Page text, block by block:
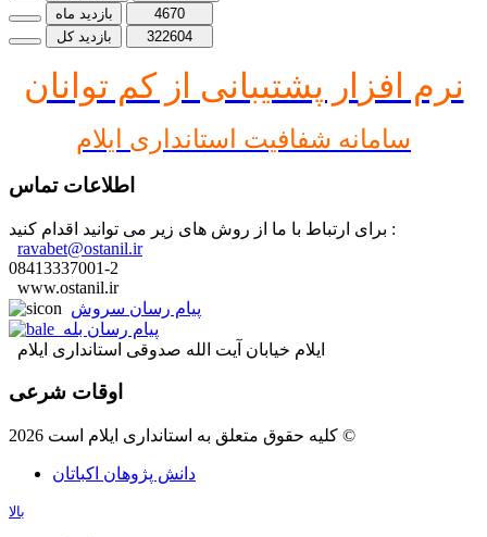
بازدید ماه
4670
بازدید کل
322604
نرم افز ار پشتیبانی از کم توانان
سامانه شفافیت استانداری ایلام
اطلاعات تماس
برای ارتباط با ما از روش های زیر می توانید اقدام کنید :
ravabet@ostanil.ir
08413337001-2
www.ostanil.ir
پیام رسان سروش
پیام رسان بله
ایلام خیابان آیت الله صدوقی استانداری ایلام
اوقات شرعی
کلیه حقوق متعلق به استانداری ایلام است 2026 ©
دانش پژوهان اکباتان
بالا